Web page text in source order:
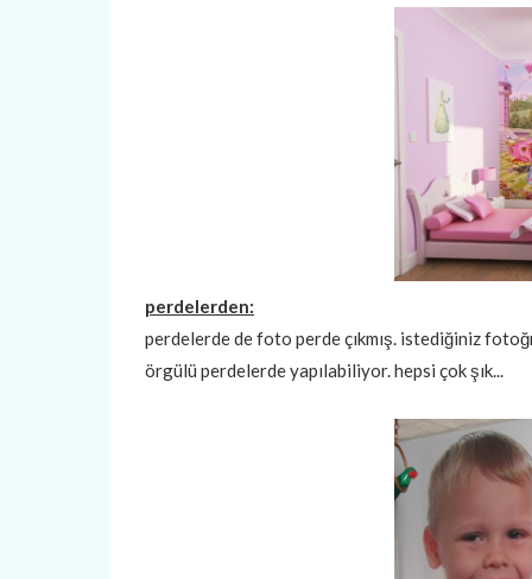
perdelerden:
perdelerde de foto perde çıkmış. istediğiniz
örgülü perdelerde yapılabiliyor. hepsi çok şık...